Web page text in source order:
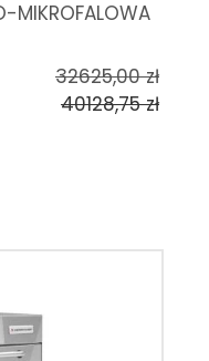
MIKROFALOWA
32625,00zł
40128,75zł